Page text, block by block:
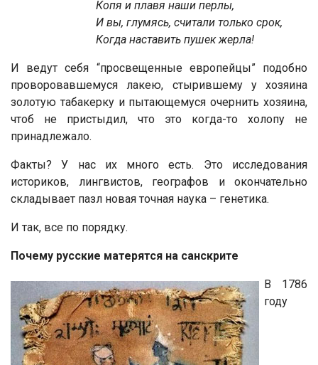
Копя и плавя наши перлы,
И вы, глумясь, считали только срок,
Когда наставить пушек жерла!
И ведут себя “просвещенные европейцы” подобно
проворовавшемуся лакею, стырившему у хозяина
золотую табакерку и пытающемуся очернить хозяина,
чтоб не пристыдил, что это когда-то холопу не
принадлежало.
Факты? У нас их много есть. Это исследования
историков, лингвистов, географов и окончательно
складывает пазл новая точная наука – генетика.
И так, все по порядку.
Почему русские матерятся на санскрите
В 1786
году